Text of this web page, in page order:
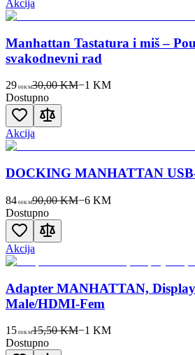
Akcija
Manhattan Tastatura i miš –
svakodnevni rad
29 00KM30,00 KM−1 KM
Dostupno
Akcija
DOCKING MANHATTAN
84 00KM90,00 KM−6KM
Dostupno
Akcija
Adapter MANHATTAN,
Male/HDMI-Fem
15 00KM15,50 KM−1 KM
Dostupno